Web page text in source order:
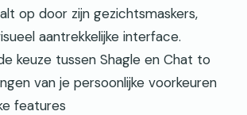
op door zijn gezichtsmaskers,
aantrekkelijke interface.
keuze tussen Shagle en Chat to
van je persoonlijke voorkeuren
features